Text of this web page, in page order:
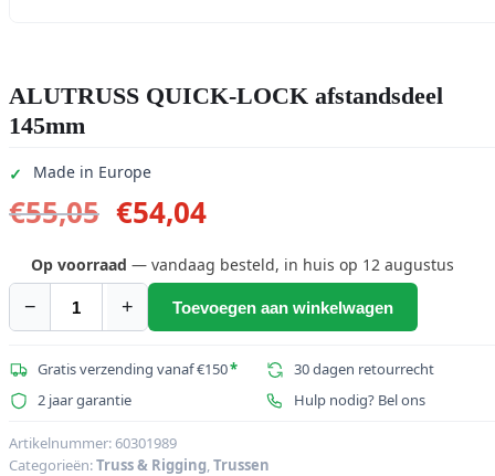
ALUTRUSS QUICK-LOCK afstandsdeel
145mm
Made in Europe
€55,05 Oorspronkelijke
was:
€55,05.
€54,04Huidige
is:
€54,04.
Op voorraad — vandaag besteld, in huis op 12 augustus
−
ALUTRUSS
LOCK
afstandsdeel
aantal
+ Toevoegen aan winkelwagen
Gratis verzending vanaf €150*
30 dagen retourrecht
2 jaar garantie
Hulp nodig? Bel ons
Artikelnummer:60301989
Categorieën:Truss & Rigging,Trussen